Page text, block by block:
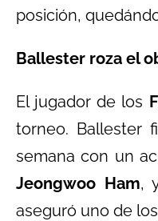
posición,
Ballester roza el
El jugador de los
torneo. Ballester
semana con un
Jeongwoo Ham,
aseguró uno de